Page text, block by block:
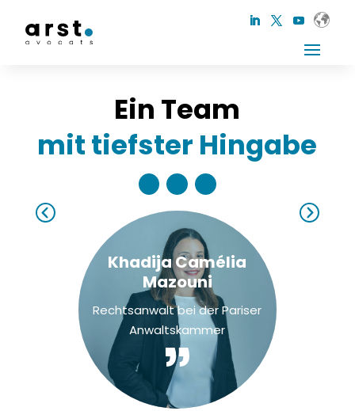
Ein Team
mit tiefster Hingabe
Khadija Camélia
Mazouni
Rechtsanwalt bei der Pariser
Anwaltskammer